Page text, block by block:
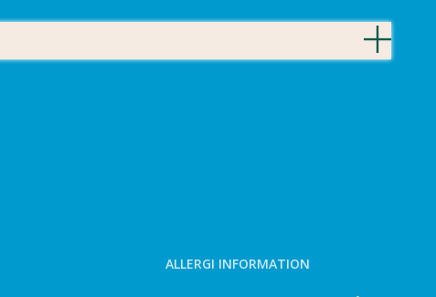
ALLERGI INFORMATION